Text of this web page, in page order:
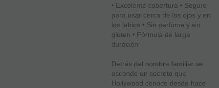
• Excelente cobertura • Seguro
para usar cerca de los ojos y en
los labios • Sin perfume y sin
gluten • Fórmula de larga
duración
Detrás del nombre familiar se
esconde un secreto que
Hollywood conoce desde hace